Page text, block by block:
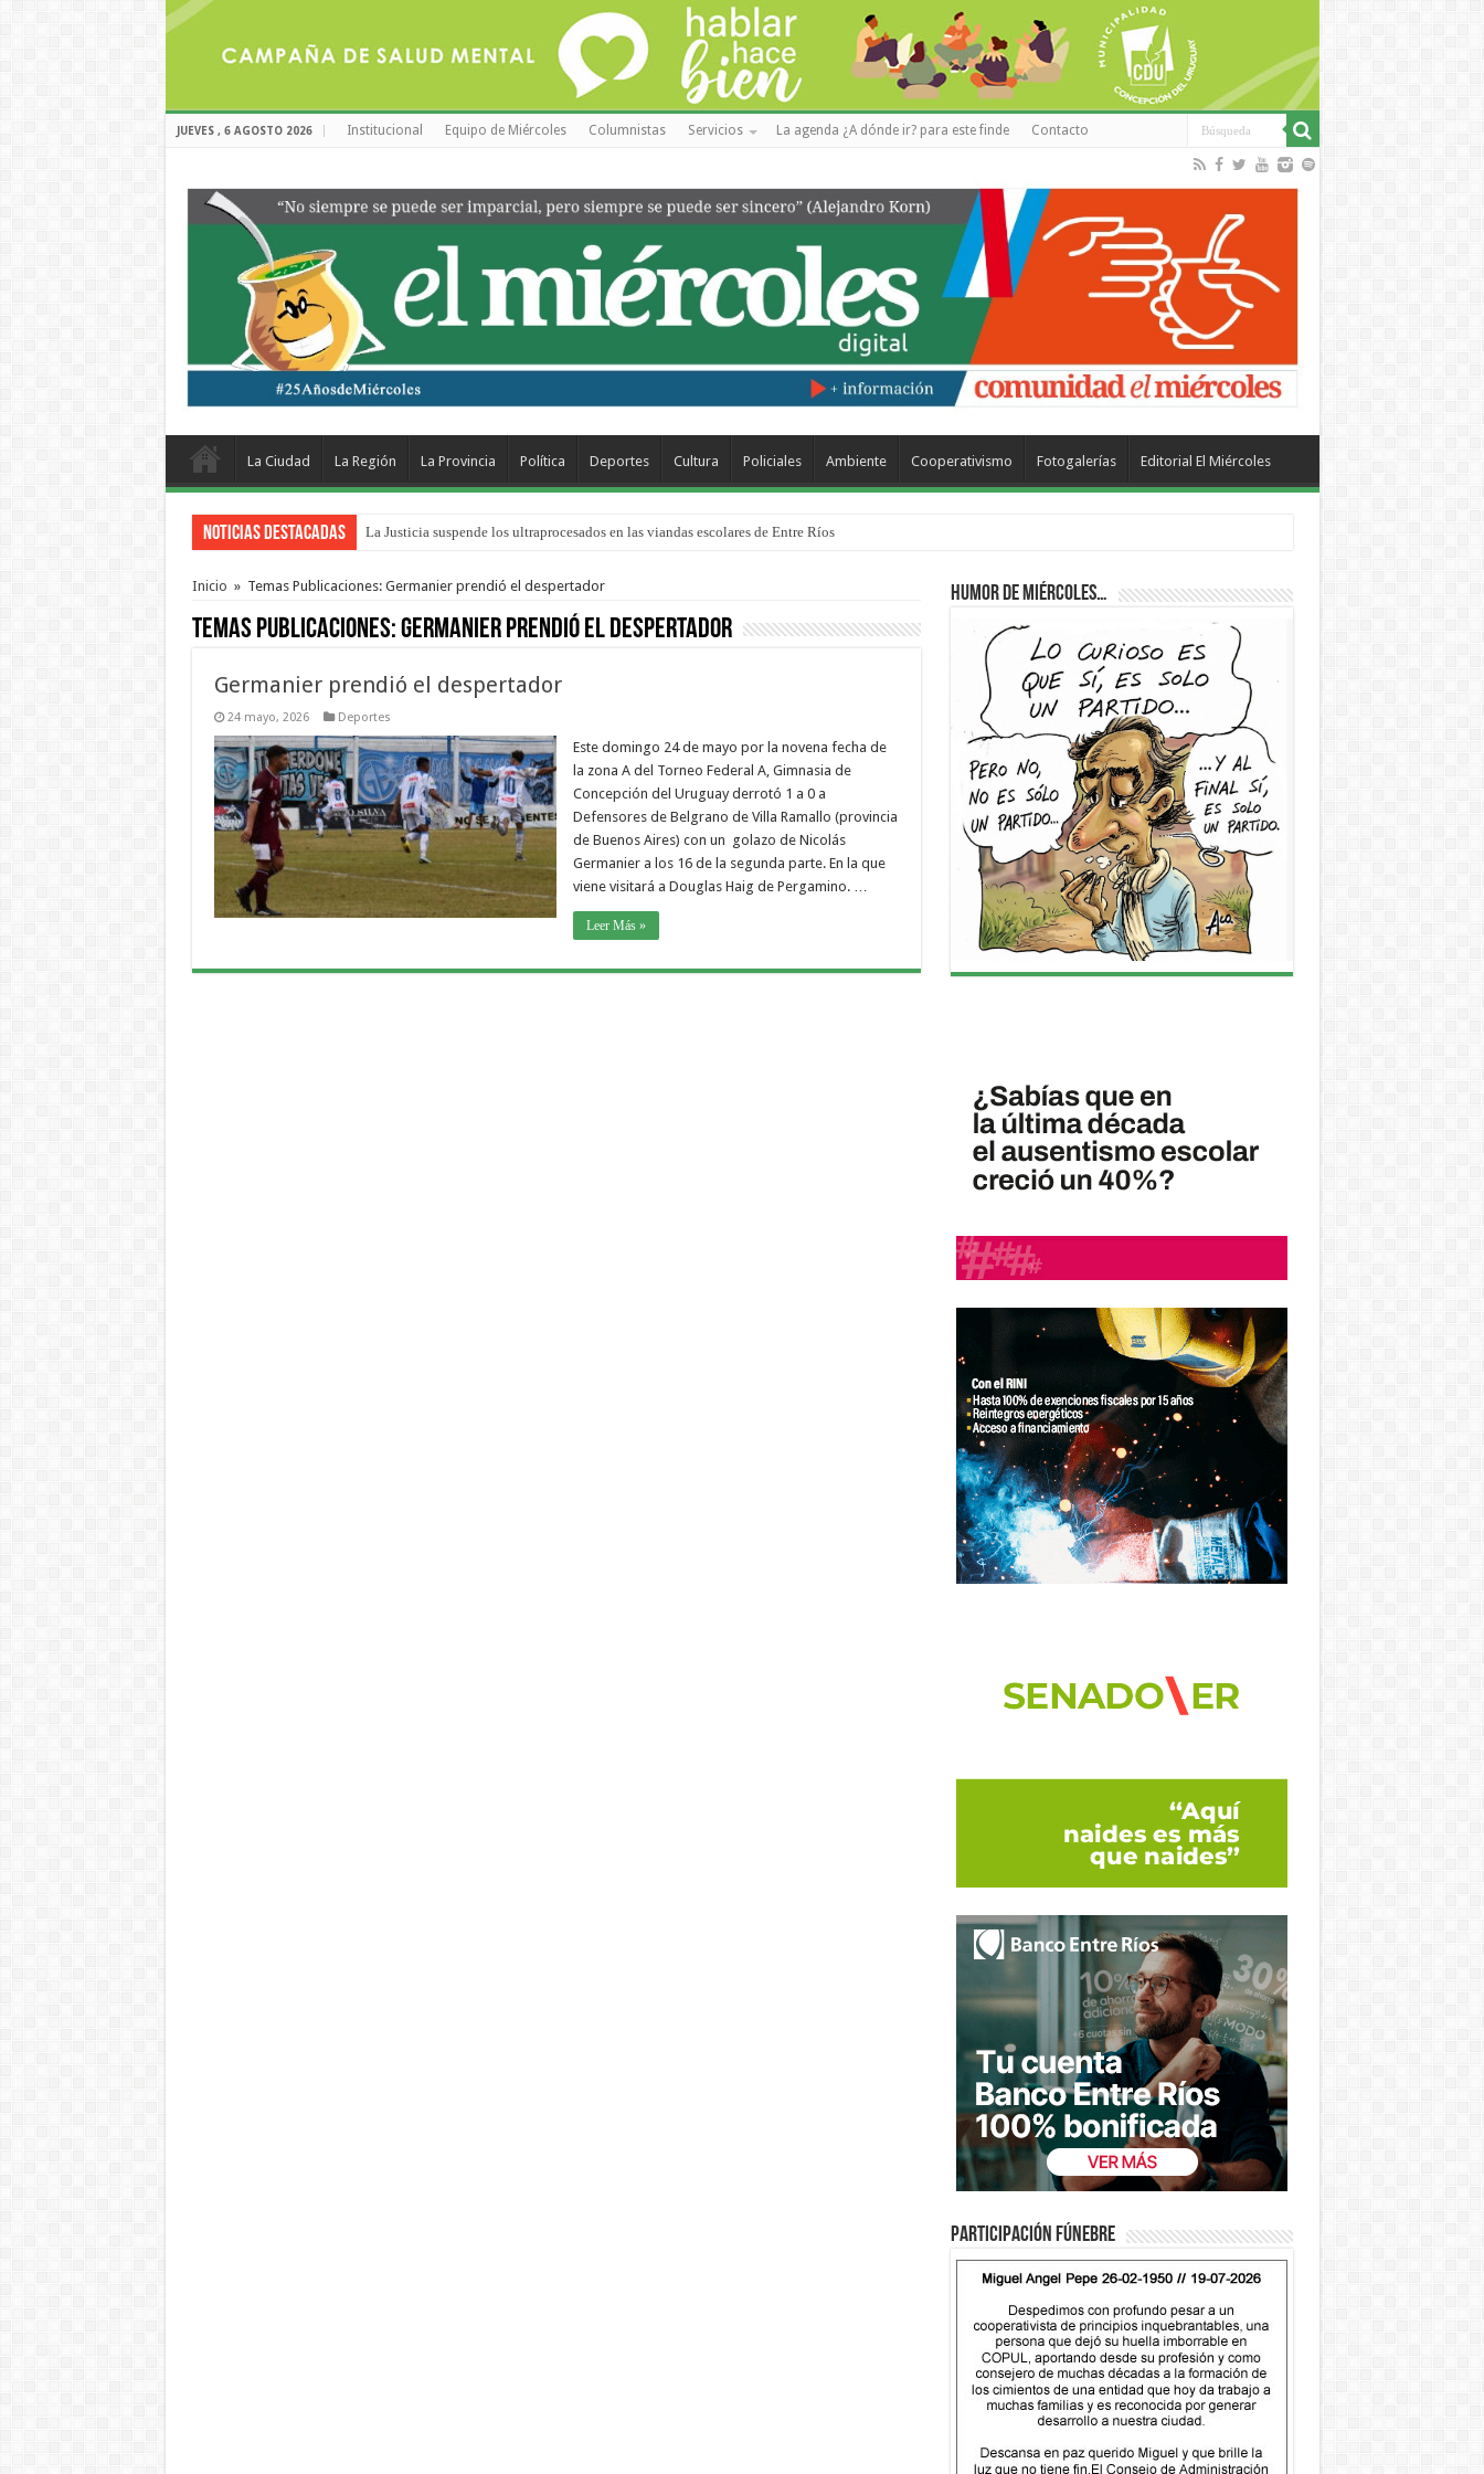
JUEVES , 6 AGOSTO 2026 Institucional Equipo de Miércoles Columnistas Servicios La agenda ¿A dónde ir? para este finde Contacto
La Ciudad La Región La Provincia Política Deportes Cultura Policiales Ambiente Cooperativismo Fotogalerías Editorial El Miércoles
Noticias Destacadas La Justicia suspende los ultraprocesados en las viandas escolares de Entre Ríos
Se presentará la obra “La Runfla de los Macanos”
Inicio » Temas Publicaciones: Germanier prendió el despertador
Temas Publicaciones:Germanier prendió el despertador
Germanier prendió el despertador
24 mayo, 2026 Deportes
Este domingo 24 de mayo por la novena fecha de
la zona A del Torneo Federal A, Gimnasia de
Concepción del Uruguay derrotó 1 a 0 a
Defensores de Belgrano de Villa Ramallo (provincia
de Buenos Aires) con un golazo de Nicolás
Germanier a los 16 de la segunda parte. En la que
viene visitará a Douglas Haig de Pergamino. …
Leer Más »
Humor de Miércoles…
Participación fúnebre